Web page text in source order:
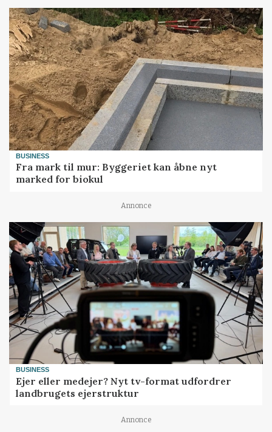
BUSINESS
Fra mark til mur: Byggeriet kan åbne nyt
marked for biokul
Annonce
BUSINESS
Ejer eller medejer? Nyt tv-format udfordrer
landbrugets ejerstruktur
Annonce